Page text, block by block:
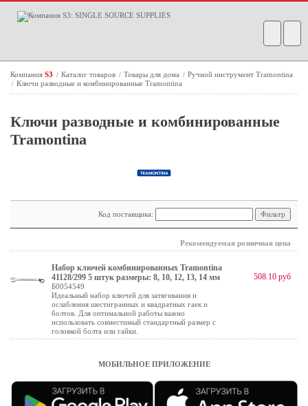
Компания S3 / Каталог товаров / Товары для дома / Ручной инструмент Tramontina
/ Ключи разводные и комбинированные Tramontina
Ключи разводные и комбинированные
Tramontina
Код поставщика:
Рекомендуемая розничная цена
Набор ключей комбинированных Tramontina
41128/299 5 штук размеры: 8, 10, 12, 13, 14 мм
Б0054549
Идеальный набор ключей для затягивания и
ослабления шестигранных и квадратных гаек и
болтов. Для оптимальной работы важно
использовать совместимый стандартный размер с
головкой болта или гайки.
508.10 руб
МОБИЛЬНОЕ ПРИЛОЖЕНИЕ